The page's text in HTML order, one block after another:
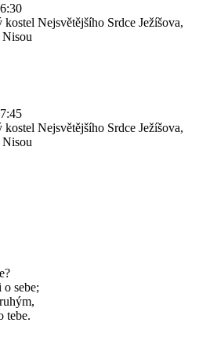
kostel Nejsvětějšího Srdce Ježíšova,
Nisou
kostel Nejsvětějšího Srdce Ježíšova,
Nisou
sebe;
tebe.